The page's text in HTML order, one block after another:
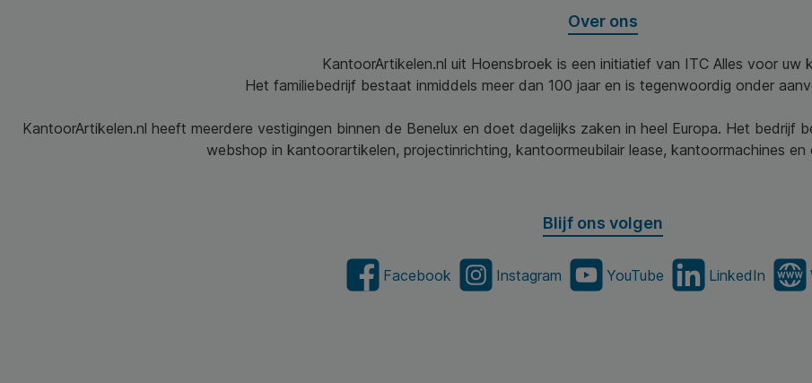
Over ons
KantoorArtikelen.nl uit Hoensbroek is een initiatief van ITC Alles voor uw
Het familiebedrijf bestaat inmiddels meer dan 100 jaar en is tegenwoordig onder
KantoorArtikelen.nl heeft meerdere vestigingen binnen de Benelux en doet dagelijks zaken in heel Europa. Het bedrijf
webshop in kantoorartikelen, projectinrichting, kantoormeubilair lease, kantoormachines en
Blijf ons volgen
Facebook Instagram YouTube LinkedIn